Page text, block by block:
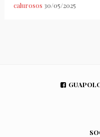
calurosos 30/05/2025